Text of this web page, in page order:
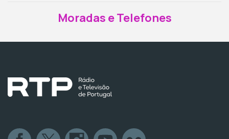
Moradas e Telefones